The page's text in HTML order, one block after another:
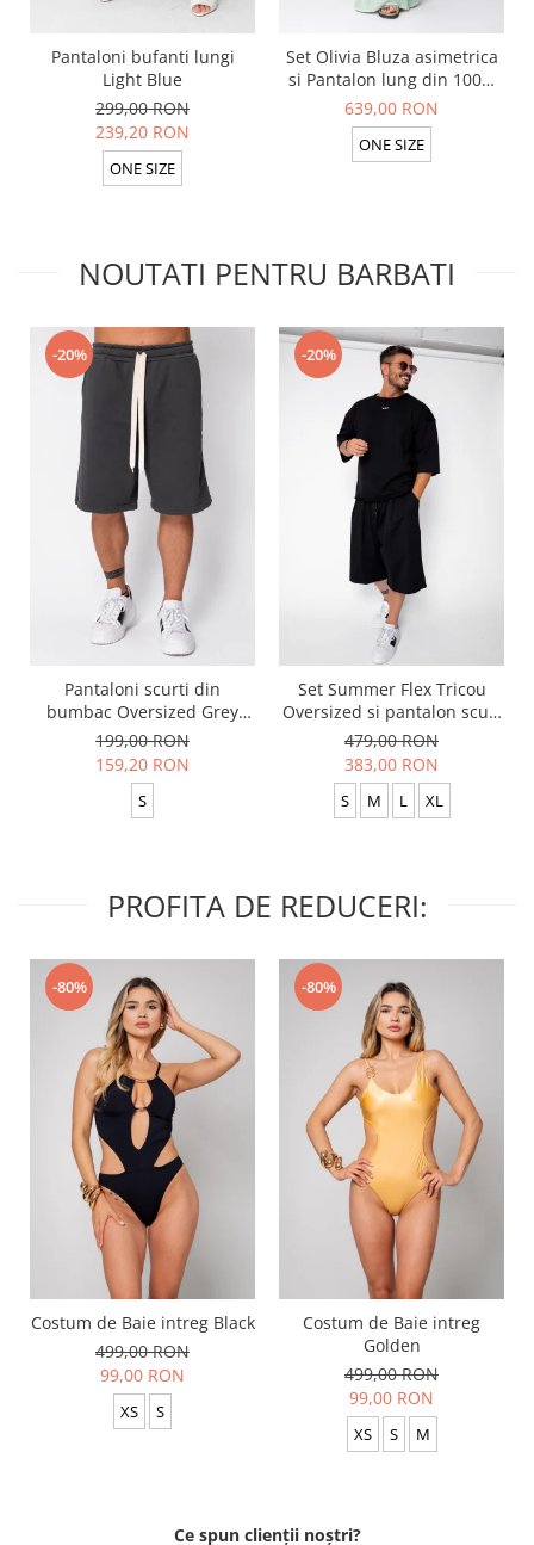
Pantaloni bufanti lungi
Light Blue
299,00 RON
239,20 RON
ONE SIZE
Set Olivia Bluza asimetrica
si Pantalon lung din 100%
in Light Olive
639,00 RON
ONE SIZE
NOUTATI PENTRU BARBATI
-20%
Pantaloni scurti din
bumbac Oversized Grey
Anthracite
199,00 RON
159,20 RON
S
-20%
Set Summer Flex Tricou
Oversized si pantalon scurt
Baggy Black
479,00 RON
383,00 RON
S M L XL
PROFITA DE REDUCERI:
-80%
Costum de Baie intreg Black
499,00 RON
99,00 RON
XS S
-80%
Costum de Baie intreg
Golden
499,00 RON
99,00 RON
XS S M
Ce spun clienții noștri?